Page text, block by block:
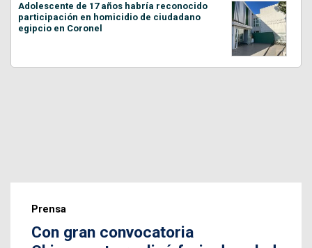
Adolescente de 17 años habría reconocido
participación en homicidio de ciudadano
egipcio en Coronel
Prensa
Con gran convocatoria